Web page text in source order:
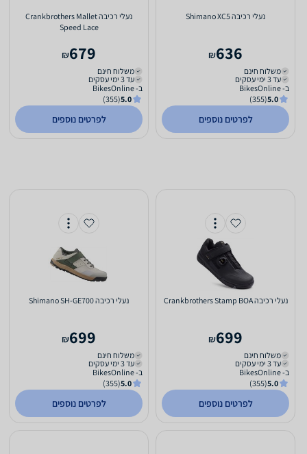
‏נעלי רכיבה Shimano XC5
636
₪
משלוח חינם
עד 3 ימי עסקים
ב- BikesOnline
5.0
(355)
לפרטים נוספים
‏נעלי רכיבה Crankbrothers Mallet
Speed Lace
679
₪
משלוח חינם
עד 3 ימי עסקים
ב- BikesOnline
5.0
(355)
לפרטים נוספים
‏נעלי רכיבה Crankbrothers Stamp BOA
699
₪
משלוח חינם
עד 3 ימי עסקים
ב- BikesOnline
5.0
(355)
לפרטים נוספים
‏נעלי רכיבה Shimano SH-GE700
699
₪
משלוח חינם
עד 3 ימי עסקים
ב- BikesOnline
5.0
(355)
לפרטים נוספים